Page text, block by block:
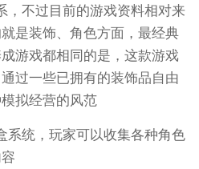
，不过目前的游戏资料相对来
是装饰、角色方面，最经典
游戏都相同的是，这款游戏
过一些已拥有的装饰品自由
拟经营的风范
系统，玩家可以收集各种角色